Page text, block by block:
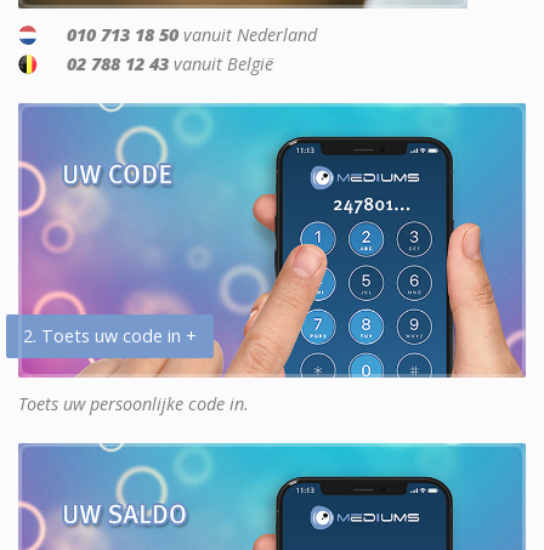
010 713 18 50 vanuit Nederland
02 788 12 43 vanuit België
2. Toets uw code in +
Toets uw persoonlijke code in.